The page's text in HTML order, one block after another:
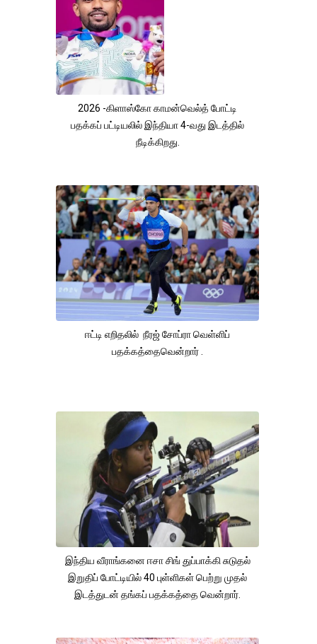
2026 -கிளாஸ்கோ காமன்வெல்த் போட்டி
பதக்கப் பட்டியலில் இந்தியா 4-வது இடத்தில்
நீடிக்கிறது.
ஈட்டி எறிதலில் நீரஜ் சோப்ரா வெள்ளிப்
பதக்கத்தைவென்றார் .
இந்திய வீராங்கனை ஈசா சிங் துப்பாக்கி சுடுதல்
இறுதிப் போட்டியில் 40 புள்ளிகள் பெற்று முதல்
இடத்துடன் தங்கப் பதக்கத்தை வென்றார்.